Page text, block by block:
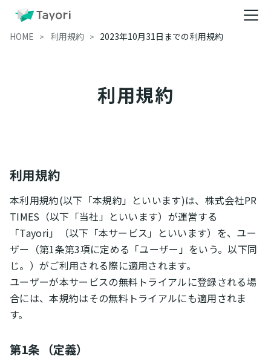
HOME 利用規約 2023年10月31日までの利用規約
利用規約
利用規約
本利用規約(以下「本規約」といいます)は、株式会社PR
TIMES（以下「当社」といいます）が運営する
「Tayori」（以下「本サービス」といいます）を、ユー
ザー（第1条第3項に定める「ユーザー」をいう。以下同
じ。）がご利用される際に適用されます。
ユーザーが本サービスの無料トライアルに登録される場
合には、本規約はその無料トライアルにも適用されま
す。
第1条 （定義）